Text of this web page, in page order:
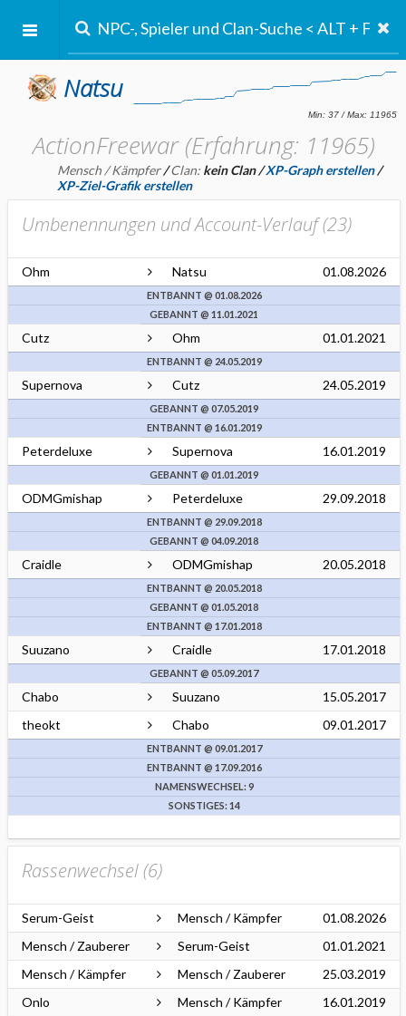
Natsu
ActionFreewar (Erfahrung: 11965)
Mensch / Kämpfer/Clan: kein Clan/XP-Graph erstellen/
XP-Ziel-Grafik erstellen
Umbenennungen und Account-Verlauf (23)
Ohm Natsu 01.08.2026
ENTBANNT @ 01.08.2026
GEBANNT @ 11.01.2021
Cutz Ohm 01.01.2021
ENTBANNT @ 24.05.2019
Supernova Cutz 24.05.2019
GEBANNT @ 07.05.2019
ENTBANNT @ 16.01.2019
Peterdeluxe Supernova 16.01.2019
GEBANNT @ 01.01.2019
ODMGmishap Peterdeluxe 29.09.2018
ENTBANNT @ 29.09.2018
GEBANNT @ 04.09.2018
Craidle ODMGmishap 20.05.2018
ENTBANNT @ 20.05.2018
GEBANNT @ 01.05.2018
ENTBANNT @ 17.01.2018
Suuzano Craidle 17.01.2018
GEBANNT @ 05.09.2017
Chabo Suuzano
15.05.2017
theokt
Chabo 09.01.2017
ENTBANNT @ 09.01.2017
ENTBANNT @ 17.09.2016
NAMENSWECHSEL: 9
SONSTIGES: 14
Rassenwechsel (6)
Serum-Geist Mensch / Kämpfer
01.08.2026
Mensch / Zauberer
Serum-Geist
01.01.2021
Mensch / Kämpfer
Mensch / Zauberer
25.03.2019
Onlo
Mensch / Kämpfer
16.01.2019